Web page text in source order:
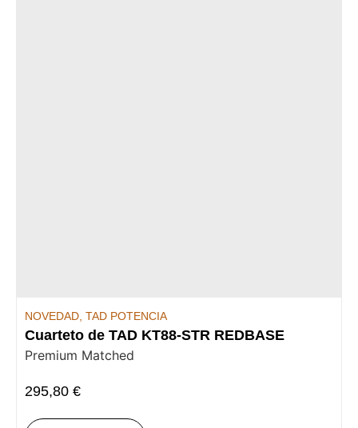
NOVEDAD TAD POTENCIA
Cuarteto de TAD KT88-STR REDBASE
Premium Matched
295,80 €